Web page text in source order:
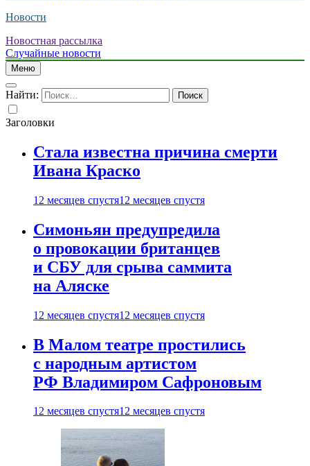
Новости
Новостная рассылка
Случайные новости
Меню
Найти:
Заголовки
Стала известна причина смерти
Ивана Краско
12 месяцев спустя12 месяцев спустя
Симоньян предупредила
о провокации британцев
и СБУ для срыва саммита
на Аляске
12 месяцев спустя12 месяцев спустя
В Малом театре простились
с народным артистом
РФ Владимиром Сафроновым
12 месяцев спустя12 месяцев спустя